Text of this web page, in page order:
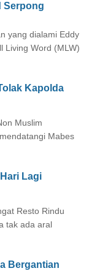
Serpong
yang dialami Eddy
Living Word (MLW)
Kapolda
Muslim
Mabes
Lagi
Resto Rindu
tak ada aral
Bergantian